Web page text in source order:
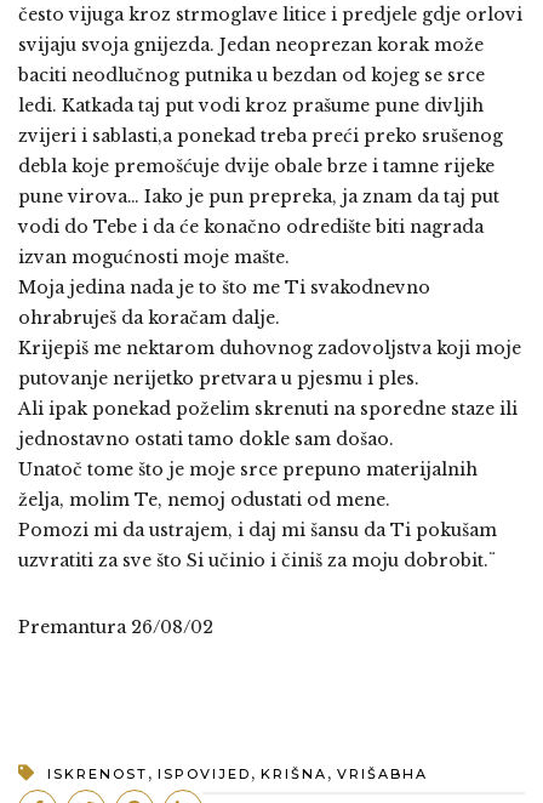
često vijuga kroz strmoglave litice i predjele gdje orlovi
svijaju svoja gnijezda. Jedan neoprezan korak može
baciti neodlučnog putnika u bezdan od kojeg se srce
ledi. Katkada taj put vodi kroz prašume pune divljih
zvijeri i sablasti,a ponekad treba preći preko srušenog
debla koje premošćuje dvije obale brze i tamne rijeke
pune virova… Iako je pun prepreka, ja znam da taj put
vodi do Tebe i da će konačno odredište biti nagrada
izvan mogućnosti moje mašte.
Moja jedina nada je to što me Ti svakodnevno
ohrabruješ da koračam dalje.
Krijepiš me nektarom duhovnog zadovoljstva koji moje
putovanje nerijetko pretvara u pjesmu i ples.
Ali ipak ponekad poželim skrenuti na sporedne staze ili
jednostavno ostati tamo dokle sam došao.
Unatoč tome što je moje srce prepuno materijalnih
želja, molim Te, nemoj odustati od mene.
Pomozi mi da ustrajem, i daj mi šansu da Ti pokušam
uzvratiti za sve što Si učinio i činiš za moju dobrobit.¨
Premantura 26/08/02
ISKRENOST , ISPOVIJED , KRIŠNA , VRIŠABHA